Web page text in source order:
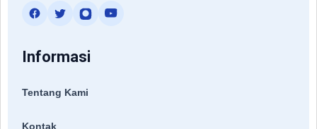
Informasi
Tentang Kami
Kontak